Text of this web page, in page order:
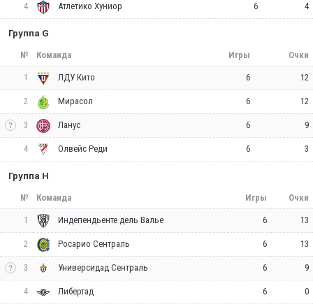
4 Атлетико Хуниор 6 4
Группа G
№ Команда Игры Очки
1 ЛДУ Кито 6 12
2 Мирасол 6 12
3 Ланус 6 9
4 Олвейс Реди 6 3
Группа H
№ Команда Игры Очки
1 Индепендьенте дель Валье 6 13
2 Росарио Сентраль 6 13
3 Универсидад Сентраль 6 9
4 Либертад 6 0